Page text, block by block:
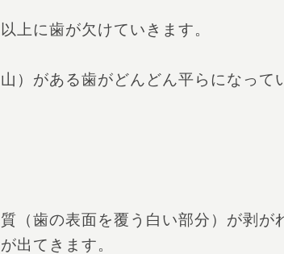
上に歯が欠けていきます。
）がある歯がどんどん平らになって
（歯の表面を覆う白い部分）が剥が
出てきます。